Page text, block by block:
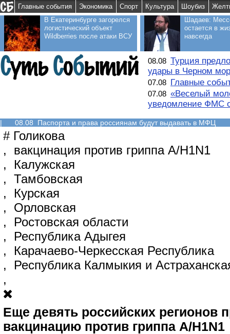
Главные события Экономика Спорт Культура Шоубиз
В Екатеринбурге загорелся
логистический объект
Wildberries после атаки ВСУ
Шадаев:
остается в
навсегда
08.08 Турция
удары в Черном
07.08 Главные
07.08 «Веселый
уведомление ФМС
| 08.08 Паспорта и права россиянам будут выдавать в МФЦ
# Голикова
, вакцинация против гриппа А/Н1N1
, Калужская
, Тамбовская
, Курская
, Орловская
, Ростовская области
, Республика Адыгея
, Карачаево-Черкесская Республика
, Республика Калмыкия и
,
Еще девять российских регионов
вакцинацию против гриппа A/H1N1